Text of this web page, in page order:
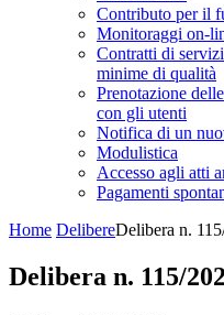
Contributo per il
Monitoraggi on-
Contratti di
minime di qualità
Prenotazione
con gli utenti
Notifica di un
Modulistica
Accesso agli atti
Pagamenti
Home DelibereDelibera n.
Delibera n. 115/